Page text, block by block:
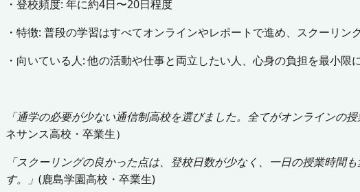
・登校頻度: 年に約4日〜20日程度
・特徴: 普段の学習はすべてオンラインやレポートで進め、スクーリン
・向いている人: 他の活動や仕事と両立したい人、心身の負担を最小限
「通学の必要が少ない通信制高校を選びました。全てがオンラインの
ネサンス高校・卒業生）
「スクーリングの良かった点は、登校日数が少なく、一日の授業時
す。」 (鹿島学園高校・卒業生)